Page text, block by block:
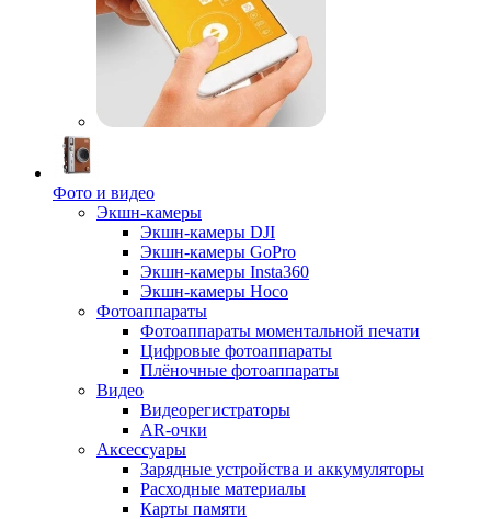
Фото и видео
Экшн-камеры
Экшн-камеры DJI
Экшн-камеры GoPro
Экшн-камеры Insta360
Экшн-камеры Hoco
Фотоаппараты
Фотоаппараты моментальной печати
Цифровые фотоаппараты
Плёночные фотоаппараты
Видео
Видеорегистраторы
AR-очки
Аксессуары
Зарядные устройства и аккумуляторы
Расходные материалы
Карты памяти